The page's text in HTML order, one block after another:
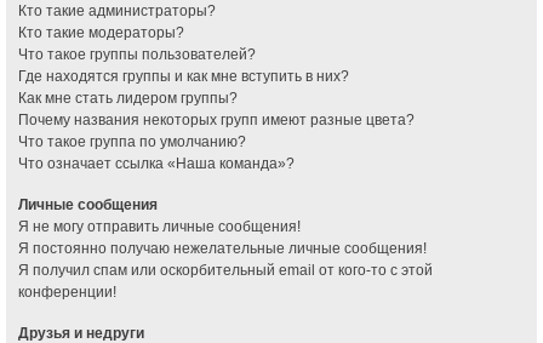
Кто такие администраторы?
Кто такие модераторы?
Что такое группы пользователей?
Где находятся группы и как мне вступить в них?
Как мне стать лидером группы?
Почему названия некоторых групп имеют разные цвета?
Что такое группа по умолчанию?
Что означает ссылка «Наша команда»?
Личные сообщения
Я не могу отправить личные сообщения!
Я постоянно получаю нежелательные личные сообщения!
Я получил спам или оскорбительный email от кого-то с этой
конференции!
Друзья и недруги